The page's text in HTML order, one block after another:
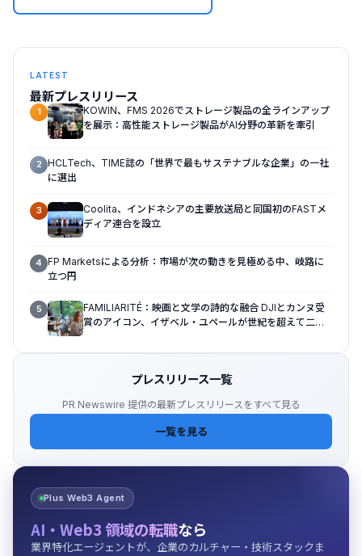
LATEST
最新プレスリリース
1
KOWIN、FMS 2026でストレージ製品の全ラインアップ
を展示：高性能ストレージ製品がAI分野の革新を牽引
2 HCLTech、TIME誌の「世界で最もサステナブルな企業」の一社
に選出
3
Coolita、インドネシアの主要放送局と同国初のFASTメ
ディア連合を設立
4 FP Marketsによる分析：市場が次の動きを見極める中、岐路に
立つ円
5
FAMILIARITÉ：映画と文学の詩的な融合 DJIとカンヌ受
賞のアイコン、イザベル・ユペールが世紀を超えて二人
影
プレスリリース一覧
PR Newswire 提供の最新プレスリリースをすべて見る
一覧を見る
Plus Web3 Agent
AI・Web3 領域の転職なら
業界特化エージェントが、企業のカルチャー・技術スタックま